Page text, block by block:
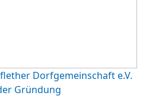
Dorfgemeinschaft e.V.
Gründung